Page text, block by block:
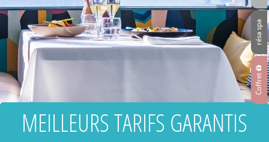
Coffret
résa spa
MEILLEURS TARIFS GARANTIS